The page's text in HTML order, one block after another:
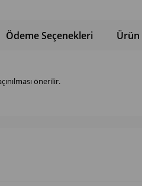
Ödeme Seçenekleri
önerilir.